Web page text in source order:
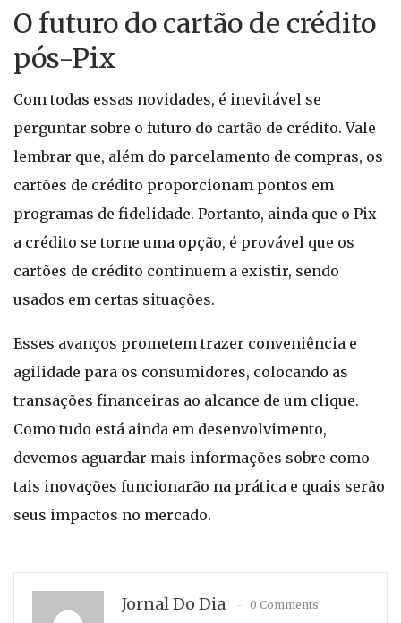
O futuro do cartão de crédito
pós-Pix
Com todas essas novidades, é inevitável se
perguntar sobre o futuro do cartão de crédito. Vale
lembrar que, além do parcelamento de compras, os
cartões de crédito proporcionam pontos em
programas de fidelidade. Portanto, ainda que o Pix
a crédito se torne uma opção, é provável que os
cartões de crédito continuem a existir, sendo
usados em certas situações.
Esses avanços prometem trazer conveniência e
agilidade para os consumidores, colocando as
transações financeiras ao alcance de um clique.
Como tudo está ainda em desenvolvimento,
devemos aguardar mais informações sobre como
tais inovações funcionarão na prática e quais serão
seus impactos no mercado.
Jornal Do Dia 0 Comments